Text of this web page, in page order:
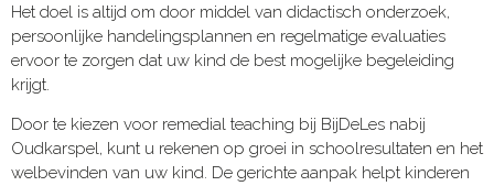
Het doel is altijd om door middel van didactisch onderzoek,
persoonlijke handelingsplannen en regelmatige evaluaties
ervoor te zorgen dat uw kind de best mogelijke begeleiding
krijgt.
Door te kiezen voor remedial teaching bij BijDeLes nabij
Oudkarspel, kunt u rekenen op groei in schoolresultaten en het
welbevinden van uw kind. De gerichte aanpak helpt kinderen